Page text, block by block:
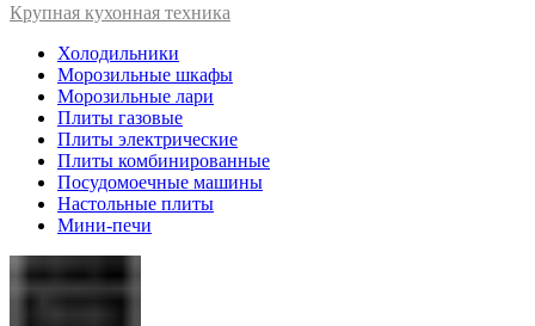
Крупная кухонная техника
Холодильники
Морозильные шкафы
Морозильные лари
Плиты газовые
Плиты электрические
Плиты комбинированные
Посудомоечные машины
Настольные плиты
Мини-печи